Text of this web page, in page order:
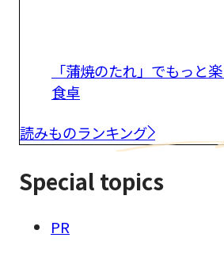
「蒲焼のたれ」でもっと
食卓
読みものランキング
Special topics
PR